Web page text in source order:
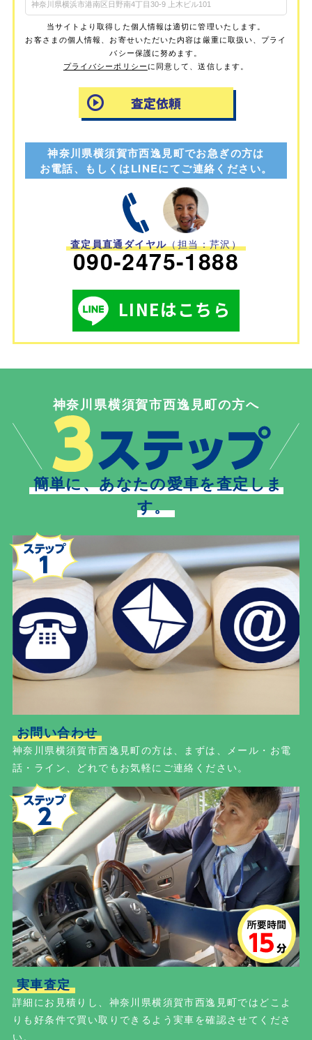
当サイトより取得した個人情報は適切に管理いたします。
お客さまの個人情報、お寄せいただいた内容は厳重に取扱い、プライ
バシー保護に努めます。
プライバシーポリシーに同意して、送信します。
神奈川県横須賀市西逸見町でお急ぎの方は
お電話、もしくはLINEにてご連絡ください。
査定員直通ダイヤル（担当：芹沢）
090-2475-1888
LINEはこちら
神奈川県横須賀市西逸見町の方へ
簡単に、あなたの愛車を査定しま
す。
お問い合わせ
神奈川県横須賀市西逸見町の方は、まずは、メール・お電
話・ライン、どれでもお気軽にご連絡ください。
実車査定
詳細にお見積りし、神奈川県横須賀市西逸見町ではどこよ
りも好条件で買い取りできるよう実車を確認させてくださ
い。